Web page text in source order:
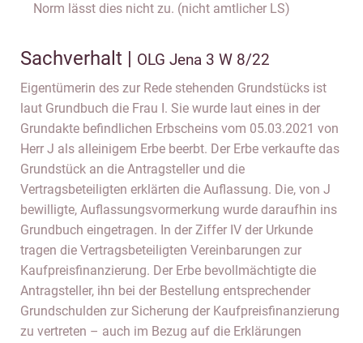
Norm lässt dies nicht zu. (nicht amtlicher LS)
Sachverhalt | OLG Jena 3 W 8/22
Eigentümerin des zur Rede stehenden Grundstücks ist
laut Grundbuch die Frau I. Sie wurde laut eines in der
Grundakte befindlichen Erbscheins vom 05.03.2021 von
Herr J als alleinigem Erbe beerbt. Der Erbe verkaufte das
Grundstück an die Antragsteller und die
Vertragsbeteiligten erklärten die Auflassung. Die, von J
bewilligte, Auflassungsvormerkung wurde daraufhin ins
Grundbuch eingetragen. In der Ziffer IV der Urkunde
tragen die Vertragsbeteiligten Vereinbarungen zur
Kaufpreisfinanzierung. Der Erbe bevollmächtigte die
Antragsteller, ihn bei der Bestellung entsprechender
Grundschulden zur Sicherung der Kaufpreisfinanzierung
zu vertreten – auch im Bezug auf die Erklärungen